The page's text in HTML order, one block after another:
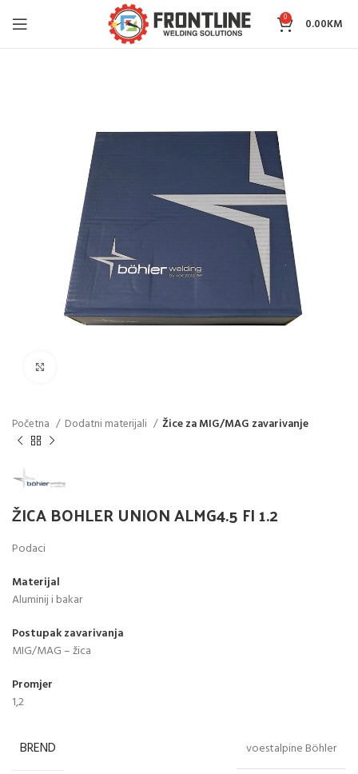
0 0.00KM
Početna Dodatni materijali Žice za MIG/MAG zavarivanje
ŽICA BOHLER UNION ALMG4.5 FI 1.2
Podaci
Materijal
Aluminij i bakar
Postupak zavarivanja
MIG/MAG – žica
Promjer
1,2
BREND voestalpine Böhler